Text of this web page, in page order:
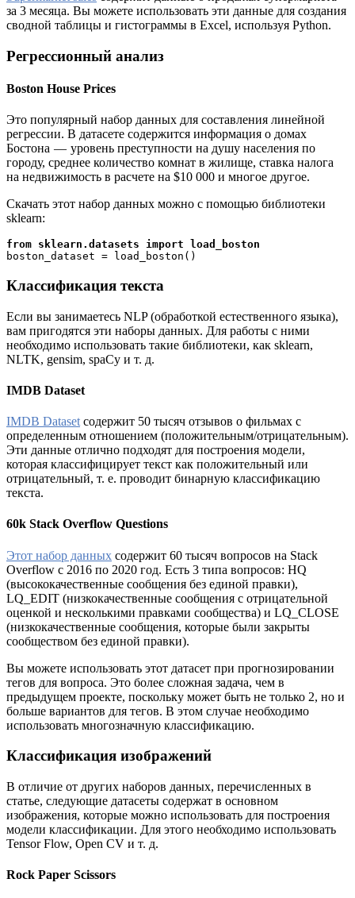
за 3 месяца. Вы можете использовать эти данные для создания
сводной таблицы и гистограммы в Excel, используя Python.
Регрессионный анализ
Boston House Prices
Это популярный набор данных для составления линейной
регрессии. В датасете содержится информация о домах
Бостона — уровень преступности на душу населения по
городу, среднее количество комнат в жилище, ставка налога
на недвижимость в расчете на $10 000 и многое другое.
Скачать этот набор данных можно с помощью библиотеки
sklearn:
from sklearn.datasets import load_boston
boston_dataset = load_boston()
Классификация текста
Если вы занимаетесь NLP (обработкой естественного языка),
вам пригодятся эти наборы данных. Для работы с ними
необходимо использовать такие библиотеки, как sklearn,
NLTK, gensim, spaCy и т. д.
IMDB Dataset
IMDB Dataset содержит 50 тысяч отзывов о фильмах с
определенным отношением (положительным/отрицательным).
Эти данные отлично подходят для построения модели,
которая классифицирует текст как положительный или
отрицательный, т. е. проводит бинарную классификацию
текста.
60k Stack Overflow Questions
Этот набор данных содержит 60 тысяч вопросов на Stack
Overflow с 2016 по 2020 год. Есть 3 типа вопросов: HQ
(высококачественные сообщения без единой правки),
LQ_EDIT (низкокачественные сообщения с отрицательной
оценкой и несколькими правками сообщества) и LQ_CLOSE
(низкокачественные сообщения, которые были закрыты
сообществом без единой правки).
Вы можете использовать этот датасет при прогнозировании
тегов для вопроса. Это более сложная задача, чем в
предыдущем проекте, поскольку может быть не только 2, но и
больше вариантов для тегов. В этом случае необходимо
использовать многозначную классификацию.
Классификация изображений
В отличие от других наборов данных, перечисленных в
статье, следующие датасеты содержат в основном
изображения, которые можно использовать для построения
модели классификации. Для этого необходимо использовать
Tensor Flow, Open CV и т. д.
Rock Paper Scissors